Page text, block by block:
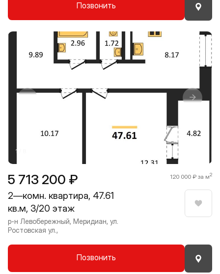
Позвонить
5 713 200 ₽ 120 000 ₽ за м2
2—комн. квартира, 47.61
кв.м, 3/20 этаж
р-н Левобережный, Меридиан, ул.
Ростовская ул.,
Позвонить
1 / 8
Прокрутить влево